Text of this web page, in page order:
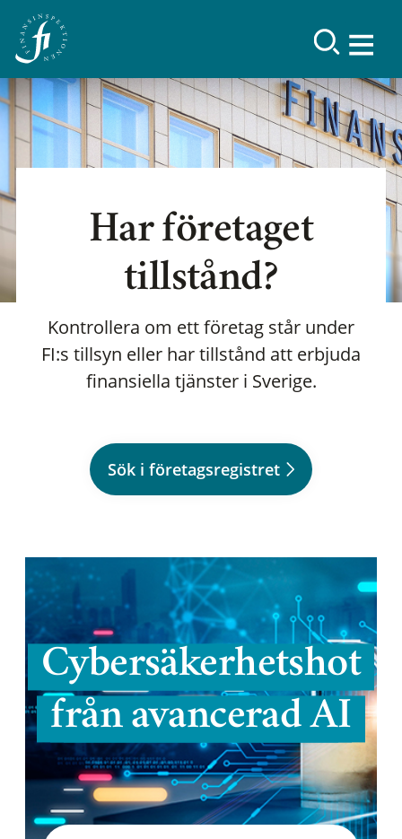
Har företaget
tillstånd?
Kontrollera om ett företag står under
FI:s tillsyn eller har tillstånd att erbjuda
finansiella tjänster i Sverige.
Sök i företagsregistret
Cybersäkerhetshot
från avancerad AI